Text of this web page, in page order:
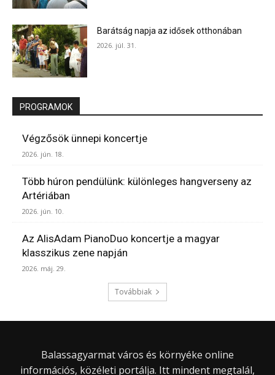
Barátság napja az idősek otthonában
2026. júl. 31.
PROGRAMOK
Végzősök ünnepi koncertje
2026. jún. 18.
Több húron pendülünk: különleges hangverseny az
Artériában
2026. jún. 10.
Az AlisAdam PianoDuo koncertje a magyar
klasszikus zene napján
2026. máj. 29.
Továbbiak
Balassagyarmat város és környéke online
információs, közéleti portálja. Itt mindent megtalál,